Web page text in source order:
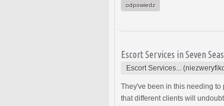
odpowiedz
Escort Services in Seven
Escort Services...
They've been in this needing to
that different clients will